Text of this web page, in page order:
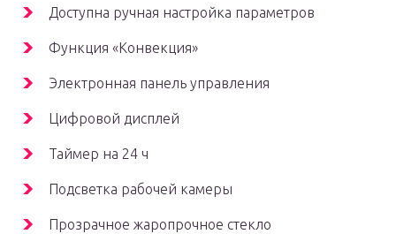
Доступна ручная настройка параметров
Функция «Конвекция»
Электронная панель управления
Цифровой дисплей
Таймер на 24 ч
Подсветка рабочей камеры
Прозрачное жаропрочное стекло